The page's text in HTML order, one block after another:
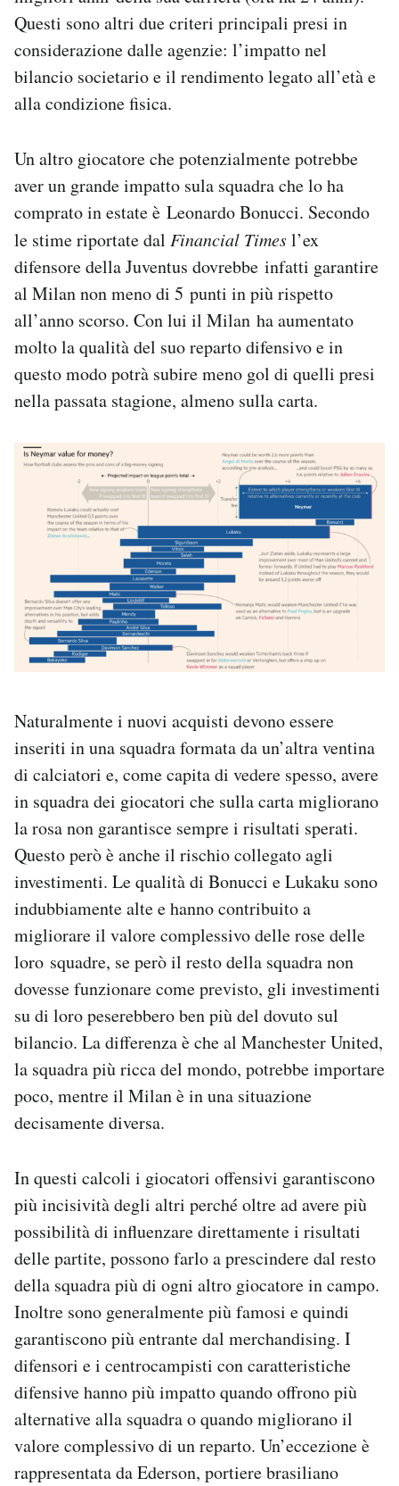
Questi sono altri due criteri principali presi in
considerazione dalle agenzie: l’impatto nel
bilancio societario e il rendimento legato all’età e
alla condizione fisica.
Un altro giocatore che potenzialmente potrebbe
aver un grande impatto sula squadra che lo ha
comprato in estate è Leonardo Bonucci. Secondo
le stime riportate dal Financial Timesl’ex
difensore della Juventus dovrebbe infatti garantire
al Milan non meno di 5 punti in più rispetto
all’anno scorso. Con lui il Milan ha aumentato
molto la qualità del suo reparto difensivo e in
questo modo potrà subire meno gol di quelli presi
nella passata stagione, almeno sulla carta.
Naturalmente i nuovi acquisti devono essere
inseriti in una squadra formata da un’altra ventina
di calciatori e, come capita di vedere spesso, avere
in squadra dei giocatori che sulla carta migliorano
la rosa non garantisce sempre i risultati sperati.
Questo però è anche il rischio collegato agli
investimenti. Le qualità di Bonucci e Lukaku sono
indubbiamente alte e hanno contribuito a
migliorare il valore complessivo delle rose delle
loro squadre, se però il resto della squadra non
dovesse funzionare come previsto, gli investimenti
su di loro peserebbero ben più del dovuto sul
bilancio. La differenza è che al Manchester United,
la squadra più ricca del mondo, potrebbe importare
poco, mentre il Milan è in una situazione
decisamente diversa.
In questi calcoli i giocatori offensivi garantiscono
più incisività degli altri perché oltre ad avere più
possibilità di influenzare direttamente i risultati
delle partite, possono farlo a prescindere dal resto
della squadra più di ogni altro giocatore in campo.
Inoltre sono generalmente più famosi e quindi
garantiscono più entrante dal merchandising. I
difensori e i centrocampisti con caratteristiche
difensive hanno più impatto quando offrono più
alternative alla squadra o quando migliorano il
valore complessivo di un reparto. Un’eccezione è
rappresentata da Ederson, portiere brasiliano